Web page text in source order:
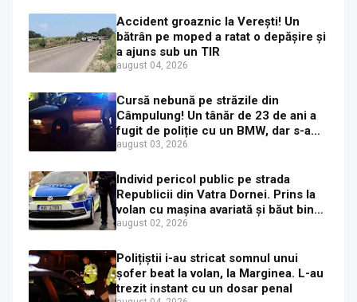
Accident groaznic la Verești! Un
bătrân pe moped a ratat o depășire și
a ajuns sub un TIR
august 04, 2026
Cursă nebună pe străzile din
Câmpulung! Un tânăr de 23 de ani a
fugit de poliție cu un BMW, dar s-a
oprit într-un gard de pe strada
august 03, 2026
Individ pericol public pe strada
Republicii din Vatra Dornei. Prins la
volan cu mașina avariată și băut bine,
în plină zi
august 02, 2026
Polițiștii i-au stricat somnul unui
șofer beat la volan, la Marginea. L-au
trezit instant cu un dosar penal